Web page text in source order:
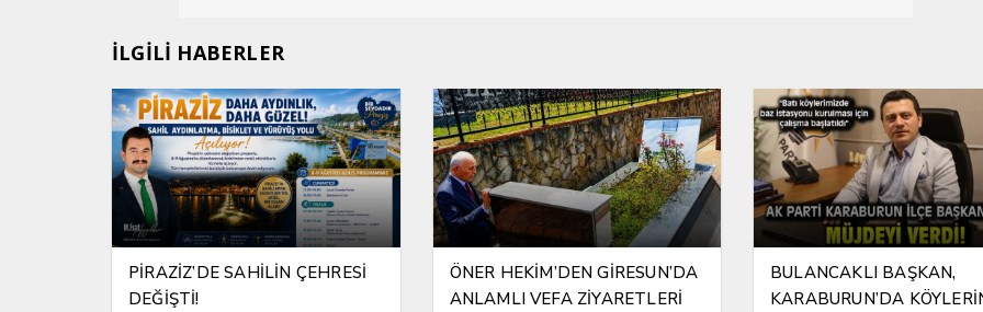
İLGİLİ HABERLER
PİRAZİZ’DE SAHİLİN ÇEHRESİ
DEĞİŞTİ!
ÖNER HEKİM’DEN GİRESUN’DA
ANLAMLI VEFA ZİYARETLERİ
BULANCAKLI BAŞKAN,
KARABURUN’DA